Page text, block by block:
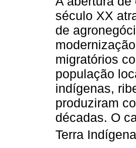
século XX
de
migratórios
população
indígenas,
produziram
décadas. O
Terra